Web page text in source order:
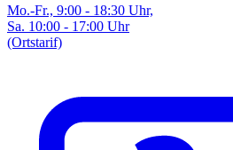
Mo.-Fr., 9:00 - 18:30 Uhr,
Sa. 10:00 - 17:00 Uhr
(Ortstarif)